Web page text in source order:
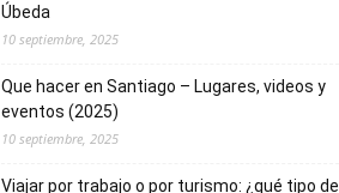
Úbeda
10 septiembre, 2025
Que hacer en Santiago – Lugares, videos y
eventos (2025)
10 septiembre, 2025
Viajar por trabajo o por turismo: ¿qué tipo de